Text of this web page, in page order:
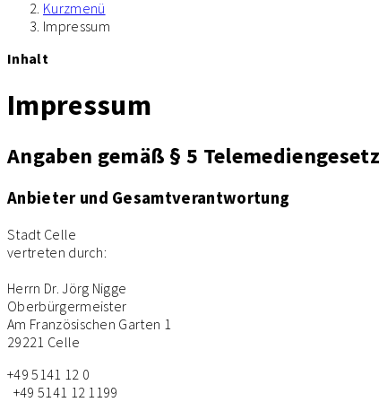
Kurzmenü
Impressum
Inhalt
Impressum
Angaben gemäß § 5
Anbieter und Gesamtverantwortung
Stadt Celle
vertreten durch:
Herrn Dr. Jörg Nigge
Oberbürgermeister
Am Französischen Garten 1
29221 Celle
+49 5141 12 0
+49 5141 12 1199